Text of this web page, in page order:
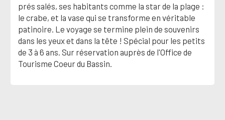
prés salés, ses habitants comme la star de la plage :
le crabe, et la vase qui se transforme en véritable
patinoire. Le voyage se termine plein de souvenirs
dans les yeux et dans la tête ! Spécial pour les petits
de 3 à 6 ans. Sur réservation auprès de l'Office de
Tourisme Coeur du Bassin.